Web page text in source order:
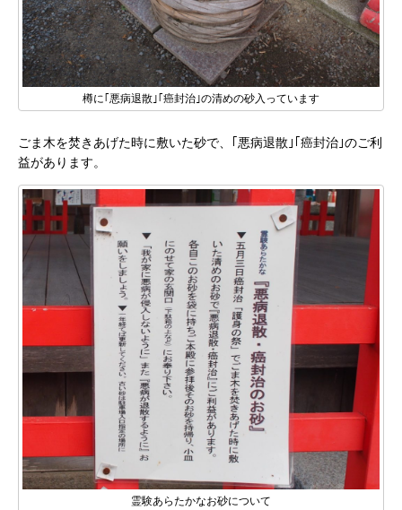
樽に｢悪病退散｣｢癌封治｣の清めの砂入っています
ごま木を焚きあげた時に敷いた砂で、｢悪病退散｣｢癌封治｣のご利
益があります。
霊験あらたかなお砂について